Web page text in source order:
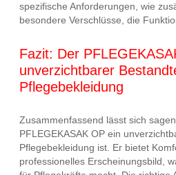
spezifische Anforderungen, wie
besondere Verschlüsse, die
Fazit: Der
unverzichtbarer
Pflegebekleidung
Zusammenfassend lässt sich
PFLEGEKASAK OP ein
Pflegebekleidung ist. Er bietet
professionelles Erscheinungsbild,